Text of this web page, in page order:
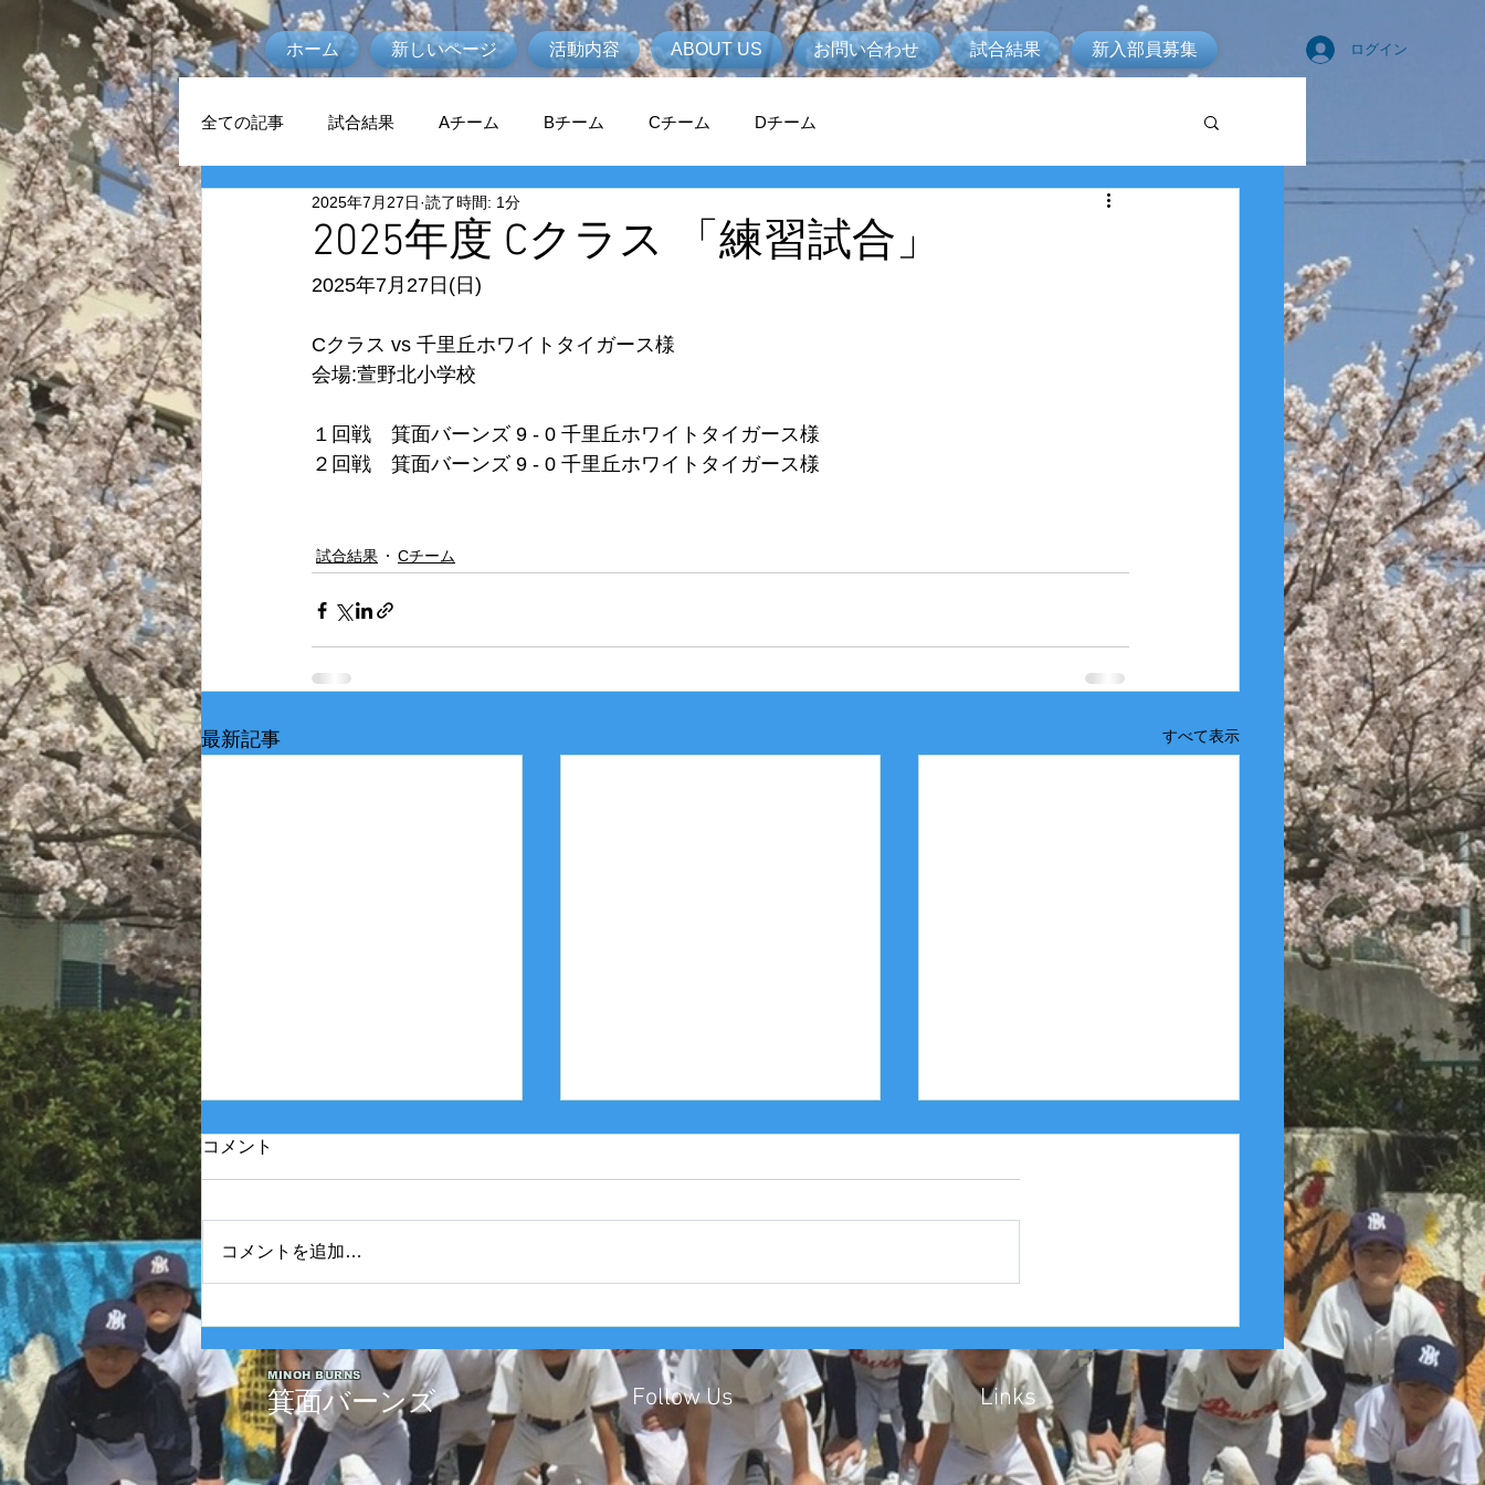
ホーム 新しいページ 活動内容 ABOUT US お問い合わせ 試合結果 新入部員募集 ログイン
全ての記事 試合結果 Aチーム Bチーム Cチーム Dチーム
2025年度 Cクラス 「練習試合」
2025年7月27日 読了時間: 1分
2025年7月27日(日)
Cクラス vs 千里丘ホワイトタイガース様
会場:萱野北小学校
１回戦　箕面バーンズ 9 - 0 千里丘ホワイトタイガース様
２回戦　箕面バーンズ 9 - 0 千里丘ホワイトタイガース様
試合結果 Cチーム
最新記事 すべて表示
2025年度 Bクラス 関西団地連
盟 第110回中央決勝大会北大
阪支部予選最終戦
2025年度 Bクラス 関西団地連
盟 第110回中央決勝大会北大
阪支部予選４戦目
2025年度 Aクラス（縦縞） 豊
中豊友連合 第４６回豊中豊
友大会１回戦
コメント
コメントを追加…
MINOH BURNS
箕面バーンズ Follow Us ​Links